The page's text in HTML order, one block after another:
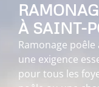
À SAINT-
Ramonage
une exigence
pour tous les